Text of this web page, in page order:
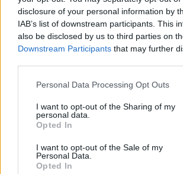
disclosure of your personal information by
IAB’s list of downstream participants. This
also be disclosed by us to third parties on
Downstream Participants that may further
Please note that this website/app uses one
not limited to your visit or usage behaviour.
grant or deny consent to Google and its
use your data for below specified purposes
consent section.
Personal Data Processing Opt Outs
I want to opt-out of the Sharing of my
personal data.
Opted In
I want to opt-out of the Sale of my
Personal Data.
Opted In
La OMS advierte de
de los hospitales en
7 enero, 2022
de contagio de
recibir la dosis de
vacuna
6 enero, 2022